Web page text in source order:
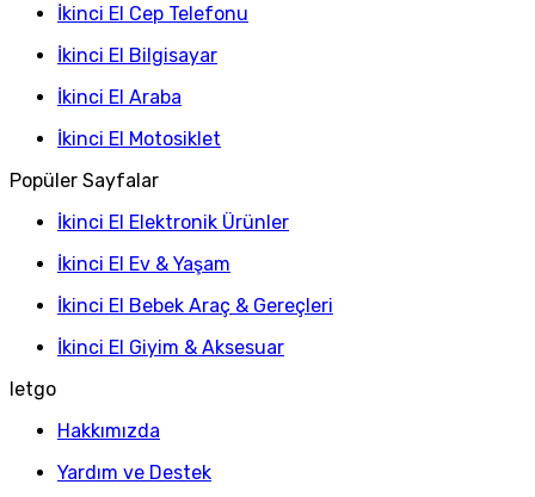
İkinci El Cep Telefonu
İkinci El Bilgisayar
İkinci El Araba
İkinci El Motosiklet
Popüler Sayfalar
İkinci El Elektronik Ürünler
İkinci El Ev & Yaşam
İkinci El Bebek Araç & Gereçleri
İkinci El Giyim & Aksesuar
letgo
Hakkımızda
Yardım ve Destek